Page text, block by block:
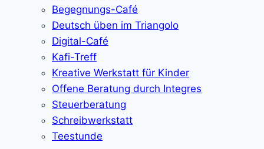
Begegnungs-Café
Deutsch üben im Triangolo
Digital-Café
Kafi-Treff
Kreative Werkstatt für Kinder
Offene Beratung durch Integres
Steuerberatung
Schreibwerkstatt
Teestunde